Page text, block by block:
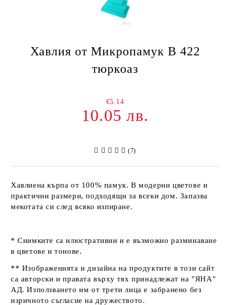
Хавлия от Микропамук B 422
тюркоаз
€5.14
10.05 лв.
(7)
Хавлиена кърпа от 100% памук. В модерни цветове и
практични размери, подходящи за всеки дом. Запазва
мекотата си след всяко изпиране.
* Снимките са илюстративни и е възможно разминаване
в цветове и тонове.
** Изображенията и дизайна на продуктите в този сайт
са авторски и правата върху тях принадлежат на "ЯНА"
АД. Използването им от трети лица е забранено без
изричното съгласие на дружеството.